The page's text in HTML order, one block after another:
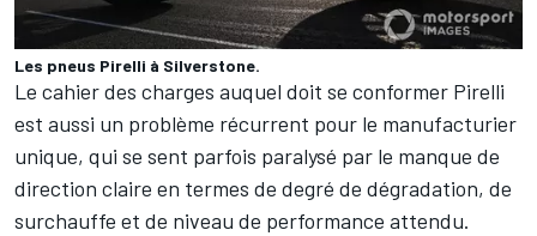
Les pneus Pirelli à Silverstone.
Le cahier des charges auquel doit se conformer Pirelli
est aussi un problème récurrent pour le manufacturier
unique, qui se sent parfois paralysé par le manque de
direction claire en termes de degré de dégradation, de
surchauffe et de niveau de performance attendu.